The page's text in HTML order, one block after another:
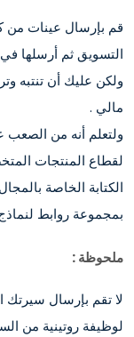
قم بإرسال عينات من
التسويق ثم أرسلها
ولكن عليك أن تنتبه
مالي .
ولتعلم أنه من
لقطاع المنتجات
الكتابة الخاصة
بمجموعة روابط
ملحوظة :
لا تقم بإرسال سيرتك
لوظيفة روتينية من